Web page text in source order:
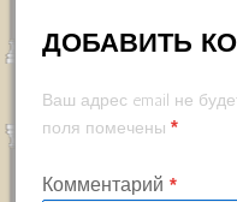
ДОБАВИТЬ
Ваш адрес email не
поля помечены *
Комментарий *